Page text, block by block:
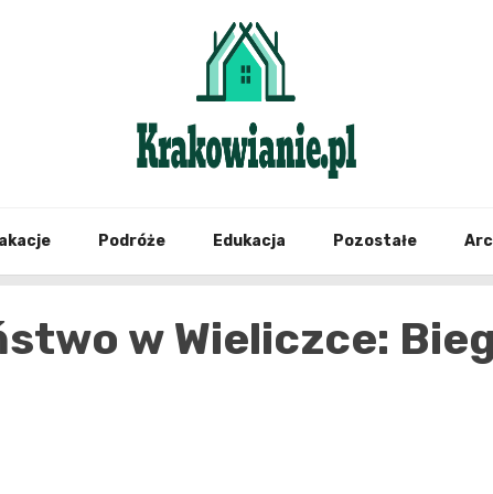
Podróże Edukacja Pozostałe
w Wieliczce: